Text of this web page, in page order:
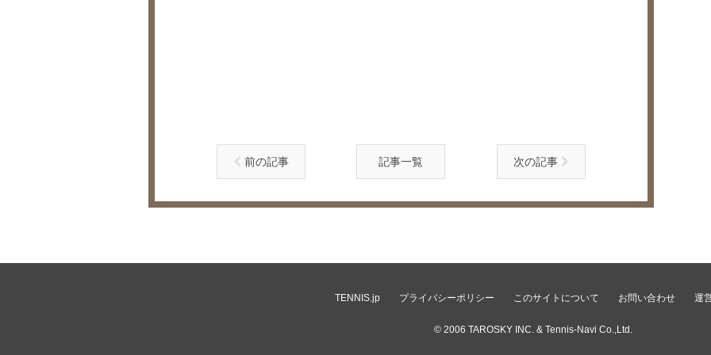
前の記事 記事一覧 次の記事
TENNIS.jp プライバシーポリシー このサイトについて お問い合わせ 運
© 2006 TAROSKY INC. & Tennis-Navi Co.,Ltd.